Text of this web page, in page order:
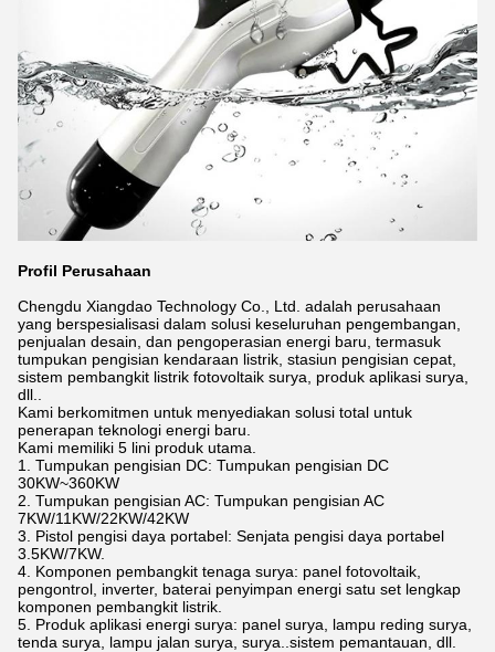
Profil Perusahaan
Chengdu Xiangdao Technology Co., Ltd. adalah perusahaan
yang berspesialisasi dalam solusi keseluruhan pengembangan,
penjualan desain, dan pengoperasian energi baru, termasuk
tumpukan pengisian kendaraan listrik, stasiun pengisian cepat,
sistem pembangkit listrik fotovoltaik surya, produk aplikasi surya,
dll..
Kami berkomitmen untuk menyediakan solusi total untuk
penerapan teknologi energi baru.
Kami memiliki 5 lini produk utama.
1. Tumpukan pengisian DC: Tumpukan pengisian DC
30KW~360KW
2. Tumpukan pengisian AC: Tumpukan pengisian AC
7KW/11KW/22KW/42KW
3. Pistol pengisi daya portabel: Senjata pengisi daya portabel
3.5KW/7KW.
4. Komponen pembangkit tenaga surya: panel fotovoltaik,
pengontrol, inverter, baterai penyimpan energi satu set lengkap
komponen pembangkit listrik.
5. Produk aplikasi energi surya: panel surya, lampu reding surya,
tenda surya, lampu jalan surya, surya..sistem pemantauan, dll.